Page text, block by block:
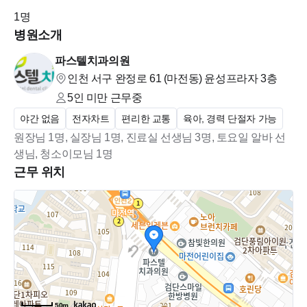
1명
병원소개
파스텔치과의원
인천 서구 완정로 61 (마전동) 윤성프라자 3층
5인 미만 근무중
야간 없음 전자차트 편리한 교통 육아, 경력 단절자 가능
원장님 1명, 실장님 1명, 진료실 선생님 3명, 토요일 알바 선
생님, 청소이모님 1명
근무 위치
50m